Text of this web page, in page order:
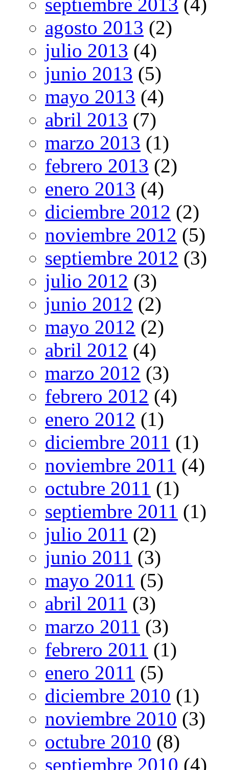
agosto 2013 (2)
julio 2013 (4)
junio 2013 (5)
mayo 2013 (4)
abril 2013 (7)
marzo 2013 (1)
febrero 2013 (2)
enero 2013 (4)
diciembre 2012 (2)
noviembre 2012 (5)
septiembre 2012 (3)
julio 2012 (3)
junio 2012 (2)
mayo 2012 (2)
abril 2012 (4)
marzo 2012 (3)
febrero 2012 (4)
enero 2012 (1)
diciembre 2011 (1)
noviembre 2011 (4)
octubre 2011 (1)
septiembre 2011 (1)
julio 2011 (2)
junio 2011 (3)
mayo 2011 (5)
abril 2011 (3)
marzo 2011 (3)
febrero 2011 (1)
enero 2011 (5)
diciembre 2010 (1)
noviembre 2010 (3)
octubre 2010 (8)
septiembre 2010 (4)